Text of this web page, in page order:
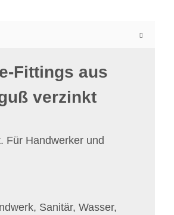
Fittings aus
verzinkt
Für Handwerker und
Sanitär, Wasser,